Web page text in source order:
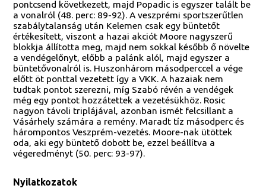
pontcsend következett, majd Popadic is egyszer talált be
a vonalról (48. perc: 89-92). A veszprémi sportszerűtlen
szabálytalanság után Kelemen csak egy büntetőt
értékesített, viszont a hazai akciót Moore nagyszerű
blokkja állította meg, majd nem sokkal később ő növelte
a vendégelőnyt, előbb a palánk alól, majd egyszer a
büntetővonalról is. Huszonhárom másodperccel a vége
előtt öt ponttal vezetett így a VKK. A hazaiak nem
tudtak pontot szerezni, míg Szabó révén a vendégek
még egy pontot hozzátettek a vezetésükhöz. Rosic
nagyon távoli triplájával, azonban ismét felcsillant a
Vásárhely számára a remény. Maradt tíz másodperc és
hárompontos Veszprém-vezetés. Moore-nak ütöttek
oda, aki egy büntető dobott be, ezzel beállítva a
végeredményt (50. perc: 93-97).
Nyilatkozatok